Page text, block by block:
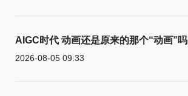
AIGC时代 动画还是原来的那个“动画”吗
2026-08-05 09:33